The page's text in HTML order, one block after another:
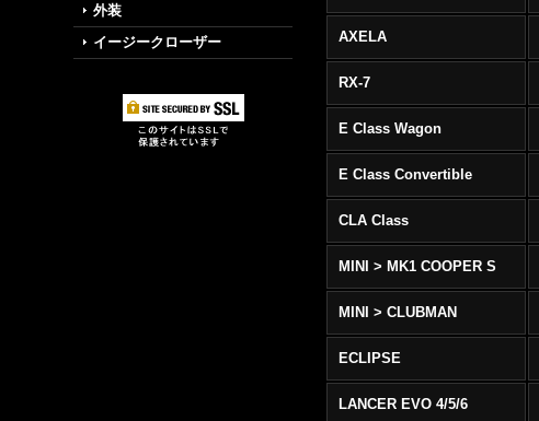
外装
イージークローザー
AXELA
RX-7
E Class Wagon
E Class Convertible
CLA Class
MINI > MK1 COOPER S
MINI > CLUBMAN
ECLIPSE
LANCER EVO 4/5/6